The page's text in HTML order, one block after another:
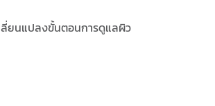
ยนแปลงขั้นตอนการดูแลผิว